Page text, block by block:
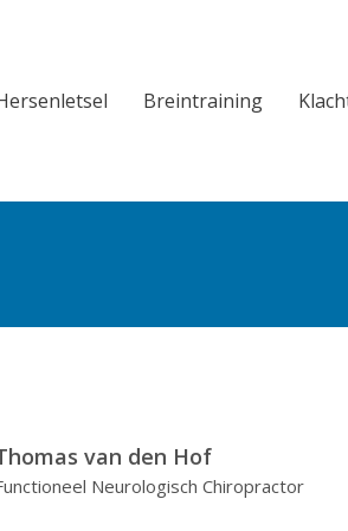
Breintraining
van den Hof
Neurologisch Chiropractor